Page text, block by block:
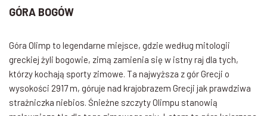
GÓRA BOGÓW
Góra Olimp to legendarne miejsce, gdzie według mitologii
greckiej żyli bogowie, zimą zamienia się w istny raj dla tych,
którzy kochają sporty zimowe. Ta najwyższa z gór Grecji o
wysokości 2917 m, góruje nad krajobrazem Grecji jak prawdziwa
strażniczka niebios. Śnieżne szczyty Olimpu stanowią